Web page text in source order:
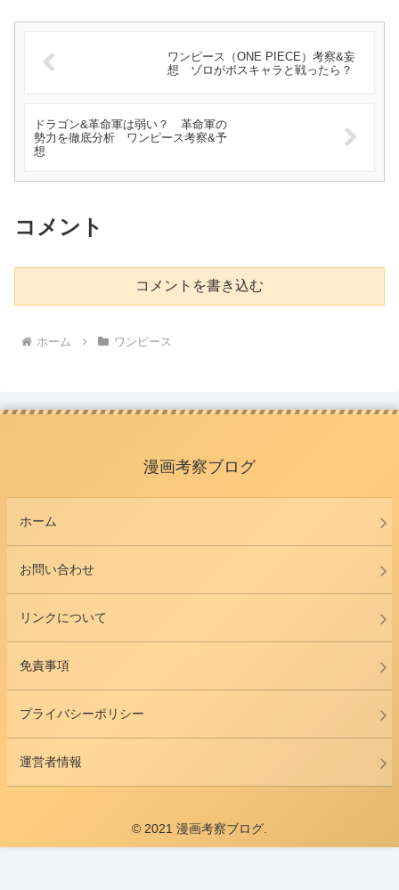
ワンピース（ONE PIECE）考察&妄
想 ゾロがボスキャラと戦ったら？
ドラゴン&革命軍は弱い？ 革命軍の
勢力を徹底分析 ワンピース考察&予
想
コメント
コメントを書き込む
ホーム ワンピース
漫画考察ブログ
ホーム
お問い合わせ
リンクについて
免責事項
プライバシーポリシー
運営者情報
© 2021 漫画考察ブログ.